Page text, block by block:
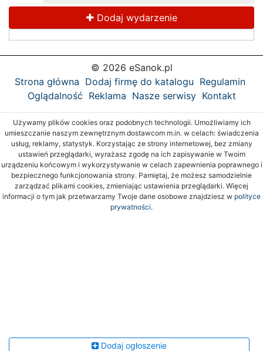
Dodaj wydarzenie
© 2026 eSanok.pl
Strona główna Dodaj firmę do katalogu Regulamin
Oglądalność Reklama Nasze serwisy Kontakt
Używamy plików cookies oraz podobnych technologii. Umożliwiamy ich
umieszczanie naszym zewnętrznym dostawcom m.in. w celach: świadczenia
usług, reklamy, statystyk. Korzystając ze strony internetowej, bez zmiany
ustawień przeglądarki, wyrażasz zgodę na ich zapisywanie w Twoim
urządzeniu końcowym i wykorzystywanie w celach zapewnienia poprawnego i
bezpiecznego funkcjonowania strony. Pamiętaj, że możesz samodzielnie
zarządzać plikami cookies, zmieniając ustawienia przeglądarki. Więcej
informacji o tym jak przetwarzamy Twoje dane osobowe znajdziesz w polityce
prywatności.
Dodaj ogłoszenie